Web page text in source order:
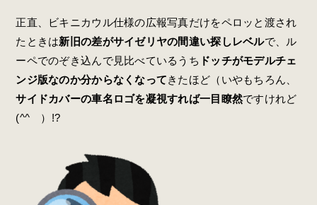
正直、ビキニカウル仕様の広報写真だけをペロッと渡され
たときは新旧の差がサイゼリヤの間違い探しレベルで、ル
ーペでのぞき込んで見比べているうち ドッチがモデルチェ
ンジ版なのか分からなくなってきたほど（いやもちろん、
サイドカバーの車名ロゴを凝視すれば一目瞭然ですけれど
(^^ゞ）!?